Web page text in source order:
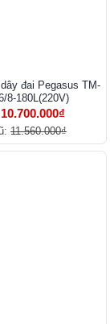
đai Pegasus TM-
8-180L(220V)
10.700.000₫
11.560.000₫